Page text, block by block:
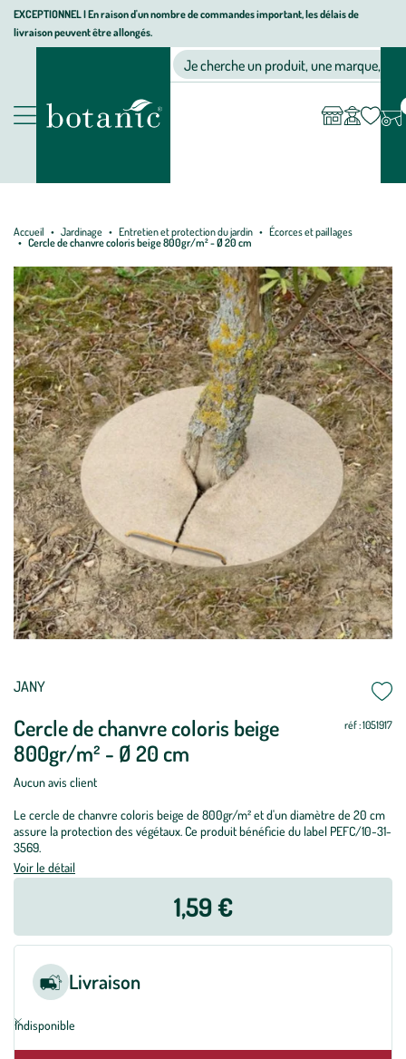
Aller
Aller
au
Aller
au
page
EXCEPTIONNEL I En raison d'un nombre de commandes important, les délais de
livraison peuvent être allongés.
Nos produits
Jardinerie écologique, animalerie, décoration, alimentation bio
Je cherche un produit, une marque, un
compte
Accueil Jardinage Entretien et protection du jardin
Écorces et paillages
Cercle de chanvre coloris beige 800gr/m² - Ø 20 cm
JANY
Cercle de chanvre coloris beige
800gr/m² - Ø 20 cm
réf : 1051917
Aucun avis client
Le cercle de chanvre coloris beige de 800gr/m² et d'un diamètre de 20 cm
assure la protection des végétaux. Ce produit bénéficie du label PEFC/10-31-
3569.
Voir le détail
1,59 €
Livraison
Indisponible